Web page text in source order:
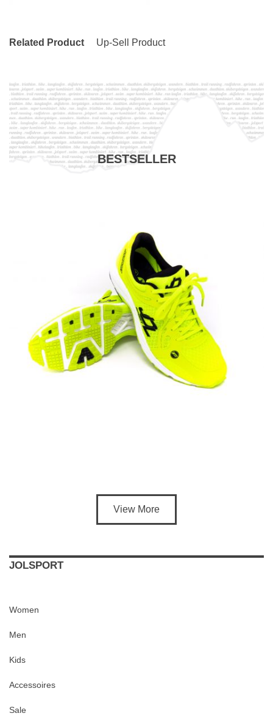
Related Product Up-Sell Product
BESTSELLER
View More
JOLSPORT
Women
Men
Kids
Accessoires
Sale